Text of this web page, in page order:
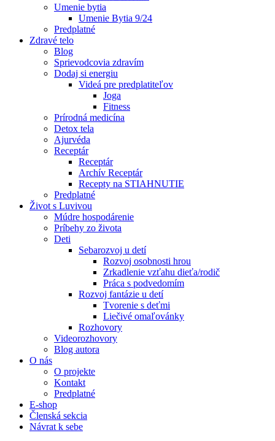
Umenie bytia
Umenie Bytia 9/24
Predplatné
Zdravé telo
Blog
Sprievodcovia zdravím
Dodaj si energiu
Videá pre predplatiteľov
Joga
Fitness
Prírodná medicína
Detox tela
Ajurvéda
Receptár
Receptár
Archív Receptár
Recepty na STIAHNUTIE
Predplatné
Život s Luvivou
Múdre hospodárenie
Príbehy zo života
Deti
Sebarozvoj u detí
Rozvoj osobnosti hrou
Zrkadlenie vzťahu dieťa/rodič
Práca s podvedomím
Rozvoj fantázie u detí
Tvorenie s deťmi
Liečivé omaľovánky
Rozhovory
Videorozhovory
Blog autora
O nás
O projekte
Kontakt
Predplatné
E-shop
Členská sekcia
Návrat k sebe